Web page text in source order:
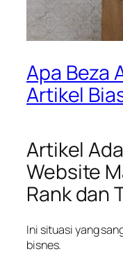
Apa Beza
Artikel
Artikel
Website
Rank dan
Ini situasi yang
bisnes.